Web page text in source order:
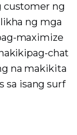
customer ng
ng mga
maximize
chat
na makikita
sa isang surf